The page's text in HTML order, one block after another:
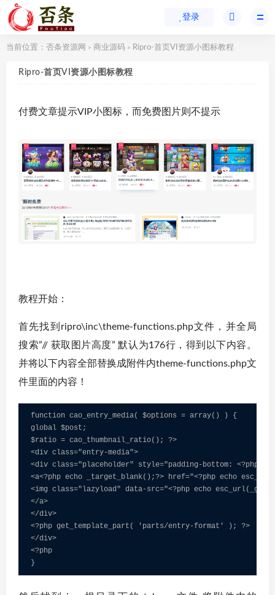
登录
当前位置： 否条资源网 > 商业源码 > Ripro-首页VI资源小图标教程
Ripro-首页VI资源小图标教程
付费文章提示VIP小图标，而免费图片则不提示
教程开始：
首先找到ripro\inc\theme-functions.php文件，并全局
搜索”// 获取图片高度” 默认为176行，得到以下内容。
并将以下内容全部替换成附件内theme-functions.php文
件里面的内容！
function cao_entry_media( $options = array() ) {
global $post;
$ratio = cao_thumbnail_ratio(); ?>
<div class="entry-media">
<div class="placeholder" style="padding-bottom: <?php
<a<?php echo _target_blank();?> href="<?php echo
<img class="lazyload" data-src="<?php echo
</a>
</div>
<?php get_template_part( 'parts/entry-format' ); ?>
</div>
<?php
}